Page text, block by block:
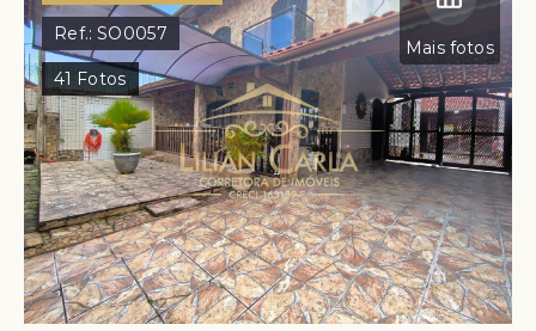
Mais fotos
Ref.:SO0057
41 Fotos